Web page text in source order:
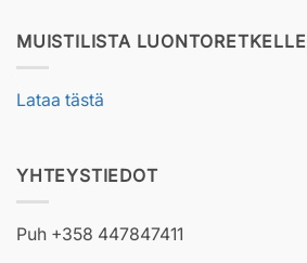
MUISTILISTA LUONTORETKELLE
Lataa tästä
YHTEYSTIEDOT
Puh +358 447847411